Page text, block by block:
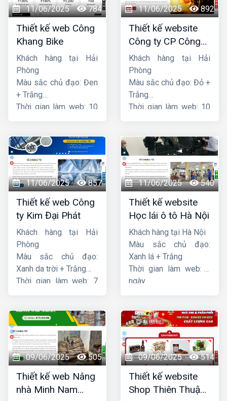
11/06/2025 784
Thiết kế web Công
Khang Bike
Khách hàng tại Hải
Phòng
Màu sắc chủ đạo: Đen
+ Trắng
Thời gian làm web: 10
11/06/2025 892
Thiết kế website
Công ty CP Công
nghệ PCCC Bắc Hà
Khách hàng tại Hải
Phòng
Màu sắc chủ đạo: Đỏ +
Trắng
Thời gian làm web: 10
11/06/2025 857
Thiết kế web Công
ty Kim Đại Phát
Khách hàng tại Hải
Phòng
Màu sắc chủ đạo:
Xanh da trời + Trắng
Thời gian làm web: 7
11/06/2025 540
Thiết kế website
Học lái ô tô Hà Nội
Khách hàng tại Hà Nội
Màu sắc chủ đạo:
Xanh lá + Trắng
Thời gian làm web: 7
ngày
09/06/2025 505
Thiết kế web Nâng
nhà Minh Nam
09/06/2025 514
Thiết kế website
Shop Thiên Thuận